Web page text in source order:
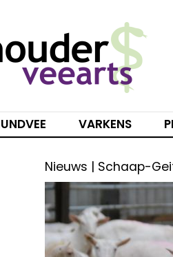
VARKENS
Nieuws | Schaap-